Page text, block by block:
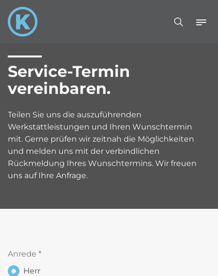
Service-Termin
vereinbaren.
Teilen Sie uns die auszuführenden
Werkstattleistungen und Ihren Wunschtermin
mit. Gerne prüfen wir zeitnah die Möglichkeiten
und melden uns mit der verbindlichen
Rückmeldung Ihres Wunschtermins. Wir freuen
uns auf Ihre Anfrage.
Anrede *
Herr